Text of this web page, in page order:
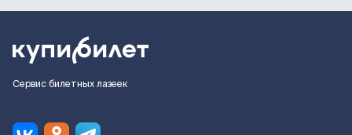
Сервис билетных лазеек